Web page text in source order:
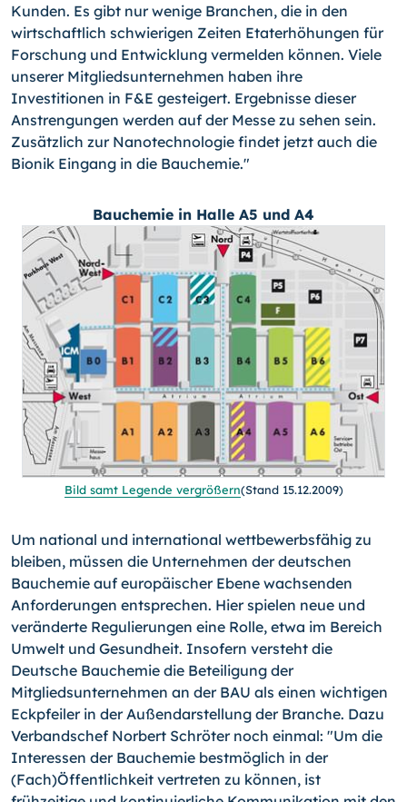
Kunden. Es gibt nur wenige Branchen, die in den
wirtschaftlich schwierigen Zeiten Etaterhöhungen für
Forschung und Entwicklung vermelden können. Viele
unserer Mitgliedsunternehmen haben ihre
Investitionen in F&E gesteigert. Ergebnisse dieser
Anstrengungen werden auf der Messe zu sehen sein.
Zusätzlich zur Nanotechnologie findet jetzt auch die
Bionik Eingang in die Bauchemie."
Bauchemie in Halle A5 und A4
Bild samt Legende vergrößern(Stand 15.12.2009)
Um national und international wettbewerbsfähig zu
bleiben, müssen die Unternehmen der deutschen
Bauchemie auf europäischer Ebene wachsenden
Anforderungen entsprechen. Hier spielen neue und
veränderte Regulierungen eine Rolle, etwa im Bereich
Umwelt und Gesundheit. Insofern versteht die
Deutsche Bauchemie die Beteiligung der
Mitgliedsunternehmen an der BAU als einen wichtigen
Eckpfeiler in der Außendarstellung der Branche. Dazu
Verbandschef Norbert Schröter noch einmal: "Um die
Interessen der Bauchemie bestmöglich in der
(Fach)Öffentlichkeit vertreten zu können, ist